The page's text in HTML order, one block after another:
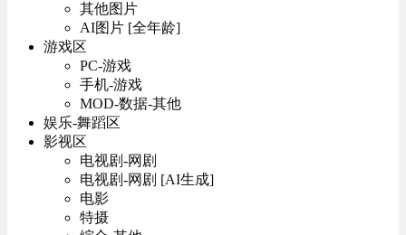
其他图片
AI图片 [全年龄]
游戏区
PC-游戏
手机-游戏
MOD-数据-其他
娱乐-舞蹈区
影视区
电视剧-网剧
电视剧-网剧 [AI生成]
电影
特摄